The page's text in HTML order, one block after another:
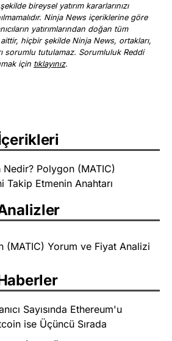
bireysel yatırım kararlarınızı
Ninja News içeriklerine göre
yatırımlarından doğan tüm
hiçbir şekilde Ninja News, ortakları,
sorumlu tutulamaz. Sorumluluk Reddi
için tıklayınız.
Nedir? Polygon (MATIC)
Takip Etmenin Anahtarı
(MATIC) Yorum ve Fiyat Analizi
Sayısında Ethereum'u
ise Üçüncü Sırada